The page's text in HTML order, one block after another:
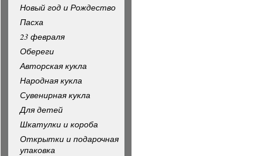
Новый год и Рождество
Пасха
23 февраля
Обереги
Авторская кукла
Народная кукла
Сувенирная кукла
Для детей
Шкатулки и короба
Открытки и подарочная
упаковка